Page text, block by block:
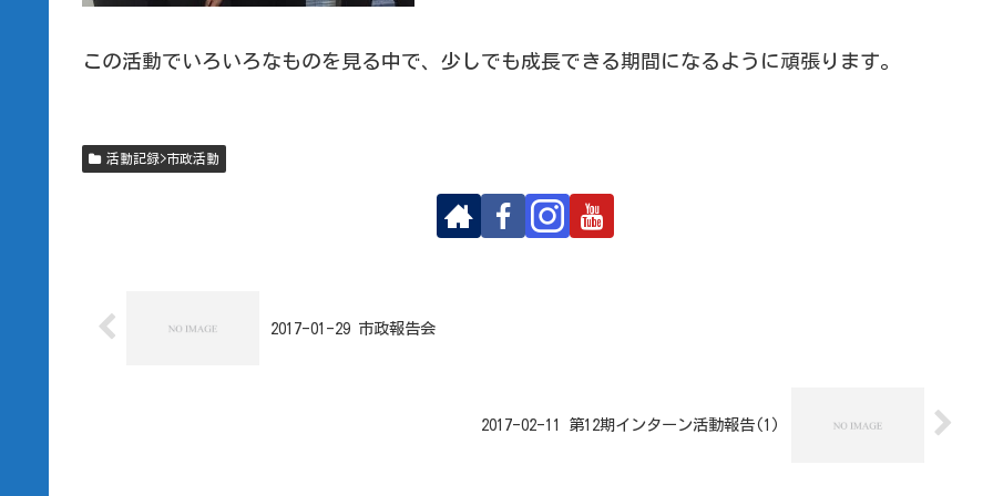
この活動でいろいろなものを見る中で、少しでも成長できる期間になるように頑張ります。
活動記録>市政活動
2017-01-29 市政報告会
2017-02-11 第12期インターン活動報告(1)